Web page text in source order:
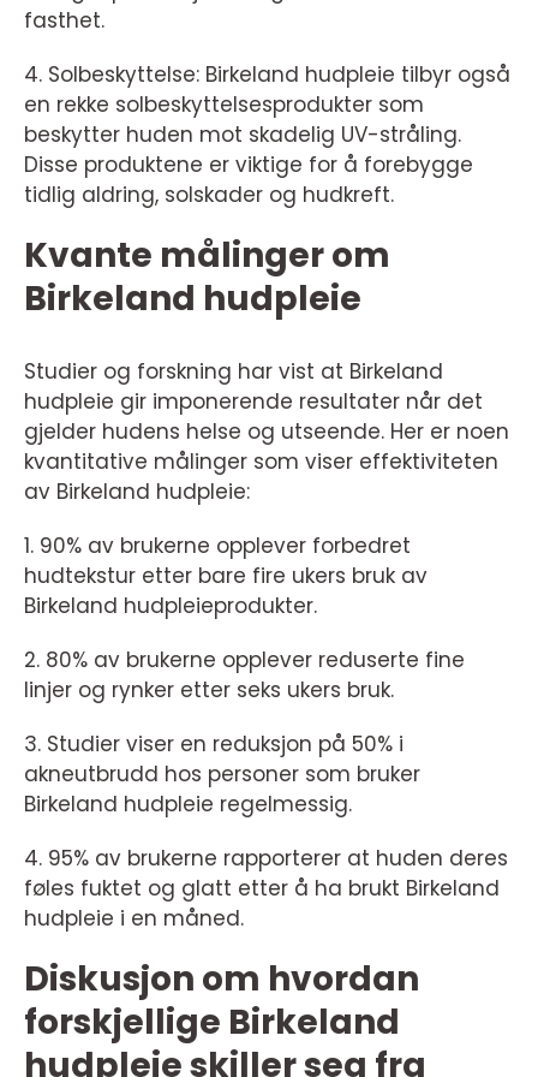
fasthet.
4. Solbeskyttelse: Birkeland hudpleie tilbyr også
en rekke solbeskyttelsesprodukter som
beskytter huden mot skadelig UV-stråling.
Disse produktene er viktige for å forebygge
tidlig aldring, solskader og hudkreft.
Kvante målinger om
Birkeland hudpleie
Studier og forskning har vist at Birkeland
hudpleie gir imponerende resultater når det
gjelder hudens helse og utseende. Her er noen
kvantitative målinger som viser effektiviteten
av Birkeland hudpleie:
1. 90% av brukerne opplever forbedret
hudtekstur etter bare fire ukers bruk av
Birkeland hudpleieprodukter.
2. 80% av brukerne opplever reduserte fine
linjer og rynker etter seks ukers bruk.
3. Studier viser en reduksjon på 50% i
akneutbrudd hos personer som bruker
Birkeland hudpleie regelmessig.
4. 95% av brukerne rapporterer at huden deres
føles fuktet og glatt etter å ha brukt Birkeland
hudpleie i en måned.
Diskusjon om hvordan
forskjellige Birkeland
hudpleie skiller seg fra